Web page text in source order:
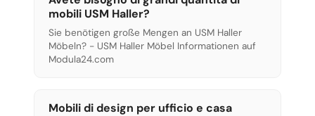
mobili USM Haller?
Sie benötigen große Mengen an USM Haller
Möbeln? - USM Haller Möbel Informationen auf
Modula24.com
Mobili di design per ufficio e casa